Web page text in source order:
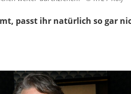
passt ihr natürlich so gar